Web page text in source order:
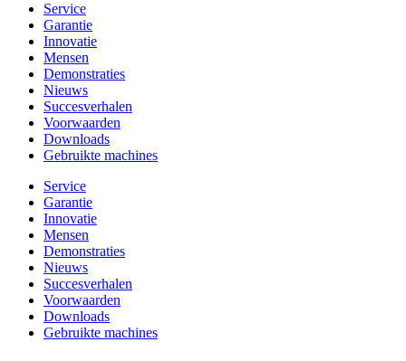
Service
Garantie
Innovatie
Mensen
Demonstraties
Nieuws
Succesverhalen
Voorwaarden
Downloads
Gebruikte machines
Service
Garantie
Innovatie
Mensen
Demonstraties
Nieuws
Succesverhalen
Voorwaarden
Downloads
Gebruikte machines